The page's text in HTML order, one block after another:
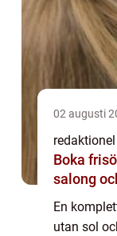
02 augusti
redaktionel
Boka frisör
salong
En
utan sol